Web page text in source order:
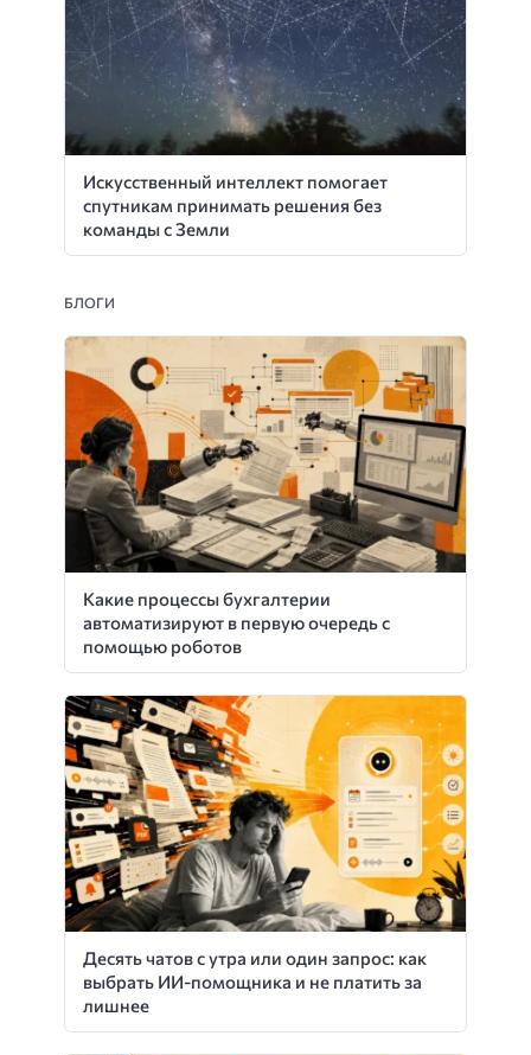
Искусственный интеллект помогает
спутникам принимать решения без
команды с Земли
БЛОГИ
Какие процессы бухгалтерии
автоматизируют в первую очередь с
помощью роботов
Десять чатов с утра или один запрос: как
выбрать ИИ-помощника и не платить за
лишнее